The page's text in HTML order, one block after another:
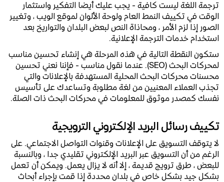
ترجمة اللغة ليست كافية - يجب عليك أيضا التفكير واستثمار
الوقت في تكييف النمط العام ولوحة الألوان لموقع الويب ، وتغيير
الصور إذا لزم الأمر ، ومحاذاة النص لبعض البلدان والتواريخ بعد
استخدام خدمات الترجمة الإعلانية.
ستكون النقطة التالية في هذه المرحلة هي إنشاء تحسين مناسب
لمحركات البحث (SEO). عندما نقول مناسب - فإننا نعني تحسين
محسنات محركات البحث المحلية المستهدفة بالإعلانات والتي
تجذب العملاء المعنيين من لغة مطلوبة وتساعدك على تأسيس
نفسك كمصدر موثوق للمعلومات في محركات البحث ذات الصلة.
تكييف رسائل البريد الإلكتروني الترويجية
لا يتوقف التسويق على الإعلانات وقنوات التواصل الاجتماعي. على
الرغم من أن التسويق عبر البريد الإلكتروني تقليدي جدا ، وبالنسبة
للبعض ، طرق ترويج قديمة ، إلا أنه لا يزال يعمل. ويمكن أن تعمل
بشكل جيد بشكل خاص في بلدان محددة إذا قمت بإجراء أبحاث